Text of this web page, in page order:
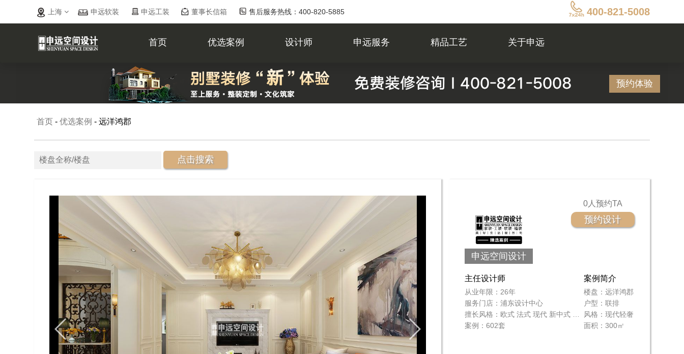
上海 申远软装 申远工装 董事长信箱 售后服务热线：400-820-5885 400-821-5008
首页 优选案例 设计师 申远服务 精品工艺 关于申远
预约体验
首页 -优选案例 -远洋鸿郡
申远空间设计
0人预约TA
预约设计
主任设计师
从业年限：26年
服务门店：浦东设计中心
案例：602套
案例简介
楼盘：远洋鸿郡
户型：联排
风格：现代轻奢
面积：300㎡